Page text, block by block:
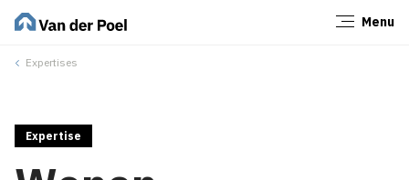
Menu
Expertises
Expertise
Sluiten